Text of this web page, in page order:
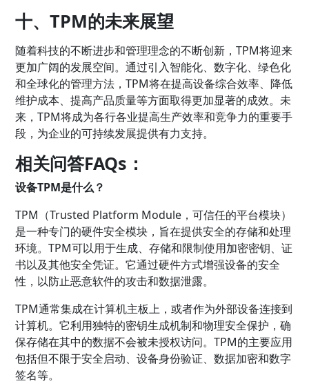
十、TPM的未来展望
随着科技的不断进步和管理理念的不断创新，TPM将迎来
更加广阔的发展空间。通过引入智能化、数字化、绿色化
和全球化的管理方法，TPM将在提高设备综合效率、降低
维护成本、提高产品质量等方面取得更加显著的成效。未
来，TPM将成为各行各业提高生产效率和竞争力的重要手
段，为企业的可持续发展提供有力支持。
相关问答FAQs：
设备TPM是什么？
TPM（Trusted Platform Module，可信任的平台模块）
是一种专门的硬件安全模块，旨在提供安全的存储和处理
环境。TPM可以用于生成、存储和限制使用加密密钥、证
书以及其他安全凭证。它通过硬件方式增强设备的安全
性，以防止恶意软件的攻击和数据泄露。
TPM通常集成在计算机主板上，或者作为外部设备连接到
计算机。它利用独特的密钥生成机制和物理安全保护，确
保存储在其中的数据不会被未授权访问。TPM的主要应用
包括但不限于安全启动、设备身份验证、数据加密和数字
签名等。